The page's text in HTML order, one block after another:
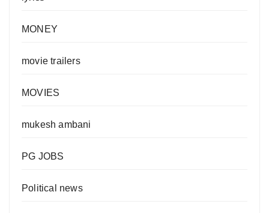
MONEY
movie trailers
MOVIES
mukesh ambani
PG JOBS
Political news